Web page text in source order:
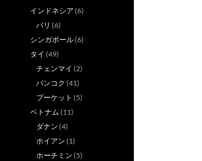
インドネシア (6)
バリ (6)
シンガポール(6)
タイ (49)
チェンマイ (2)
バンコク (41)
プーケット (5)
ベトナム (11)
ダナン (4)
ホイアン (1)
ホーチミン (5)